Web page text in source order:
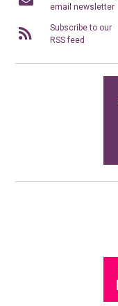
email newsletter
Subscribe to our
RSS feed